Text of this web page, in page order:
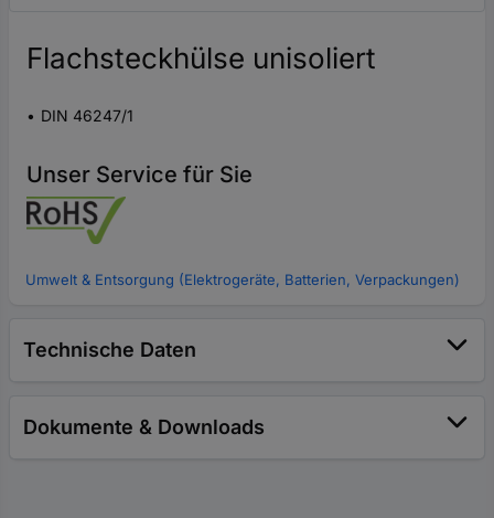
Flachsteckhülse unisoliert
DIN 46247/1
Unser Service für Sie
Umwelt & Entsorgung (Elektrogeräte, Batterien, Verpackungen)
Technische Daten
Dokumente & Downloads